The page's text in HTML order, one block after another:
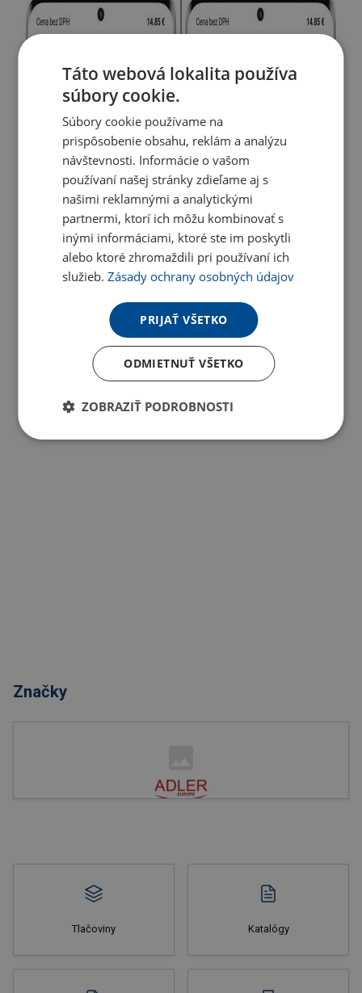
Značky
Tlačoviny Katalógy
Táto webová lokalita používa
súbory cookie.
Súbory cookie používame na
prispôsobenie obsahu, reklám a analýzu
návštevnosti. Informácie o vašom
používaní našej stránky zdieľame aj s
našimi reklamnými a analytickými
partnermi, ktorí ich môžu kombinovať s
inými informáciami, ktoré ste im poskytli
alebo ktoré zhromaždili pri používaní ich
služieb.Zásady ochrany osobných údajov
PRIJAŤ VŠETKO
ODMIETNUŤ VŠETKO
ZOBRAZIŤ PODROBNOSTI